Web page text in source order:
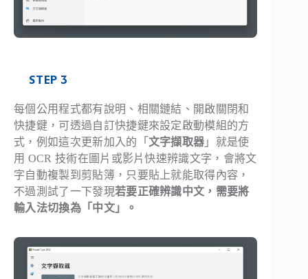
STEP 3
每個公用程式都有說明、相關鏈結、開啟關閉和
快捷鍵，可透過自訂快捷鍵來設定啟動模組的方
式，例如這次更新加入的「 文字擷取器 」就是使
用 OCR 技術在圖片或影片快速辨識文字，會將文
字自動複製到剪貼簿，只要貼上就能取得內容，
不過測試了一下發現若要正確辨識中文，需要將
輸入法切換為「中文」。